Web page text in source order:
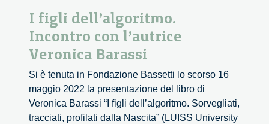
I figli dell’algoritmo.
Incontro con l’autrice
Veronica Barassi
Si è tenuta in Fondazione Bassetti lo scorso 16
maggio 2022 la presentazione del libro di
Veronica Barassi “I figli dell’algoritmo. Sorvegliati,
tracciati, profilati dalla Nascita” (LUISS University